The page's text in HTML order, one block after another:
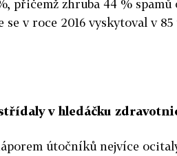
přičemž zhruba 44 % spamů
se v roce 2016 vyskytoval v
v hledáčku
útočníků nejvíce